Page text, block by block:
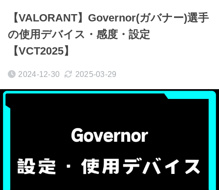
【VALORANT】Governor(ガバナー)選手
の使用デバイス・感度・設定
【VCT2025】
2024-12-30 2025-03-29